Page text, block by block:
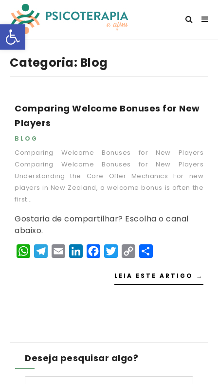
Open toolbar
Categoria: Blog
Comparing Welcome Bonuses for New
Players
BLOG
Comparing Welcome Bonuses for New Players
Comparing Welcome Bonuses for New Players
Understanding the Core Offer Mechanics For new
players in New Zealand, a welcome bonus is often the
first…
Gostaria de compartilhar? Escolha o canal
abaixo.
WhatsApp
Telegram
Email LinkedInFacebookTwitter
Copy
LEIA ESTE ARTIGO →
Deseja pesquisar algo?